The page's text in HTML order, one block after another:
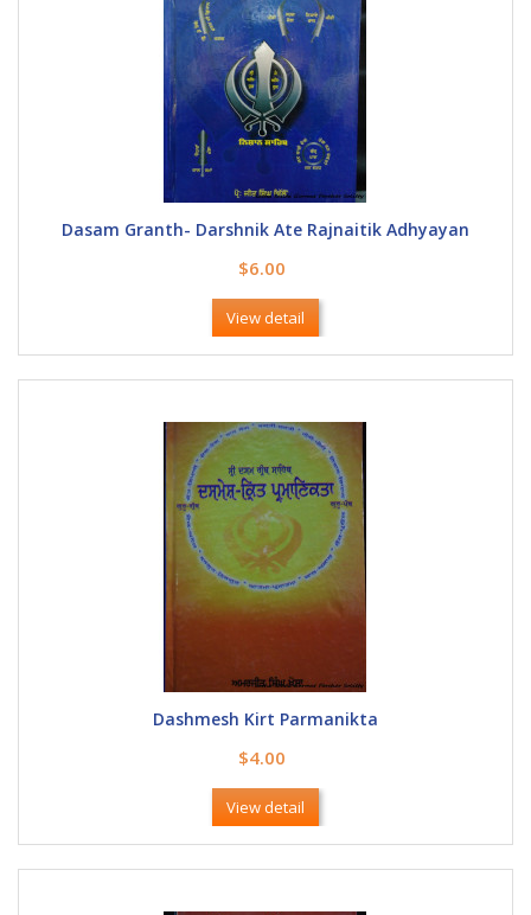
Dasam Granth- Darshnik Ate Rajnaitik Adhyayan
$6.00
View detail
Dashmesh Kirt Parmanikta
$4.00
View detail